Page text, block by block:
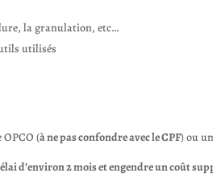
la granulation, etc…
utilisés
(à ne pas confondre avec le CPF) ou
d’environ 2 mois et engendre un coût